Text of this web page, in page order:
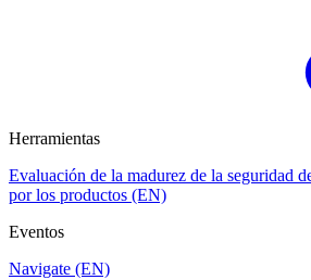
Herramientas
Evaluación de la madurez de la seguridad
por los productos (EN)
Eventos
Navigate (EN)